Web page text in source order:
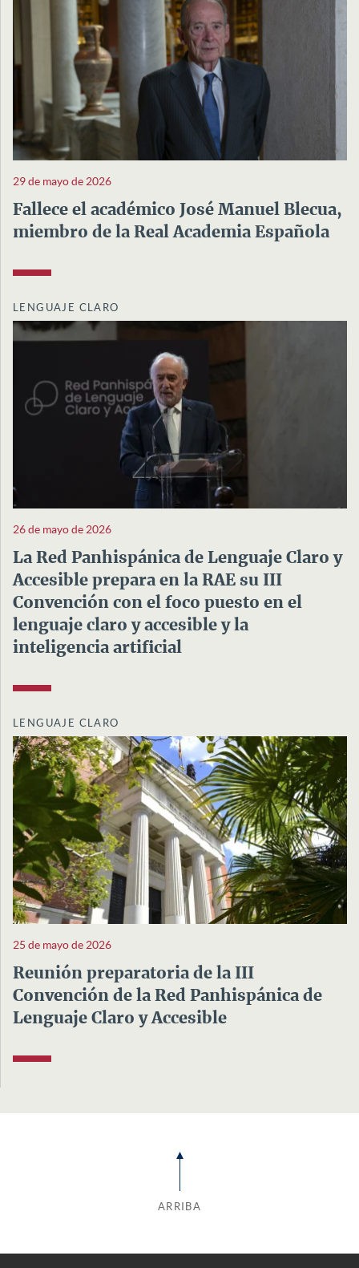
29 de mayo de 2026
Fallece el académico José Manuel Blecua,
miembro de la Real Academia Española
LENGUAJE CLARO
26 de mayo de 2026
La Red Panhispánica de Lenguaje Claro y
Accesible prepara en la RAE su III
Convención con el foco puesto en el
lenguaje claro y accesible y la
inteligencia artificial
LENGUAJE CLARO
25 de mayo de 2026
Reunión preparatoria de la III
Convención de la Red Panhispánica de
Lenguaje Claro y Accesible
ARRIBA